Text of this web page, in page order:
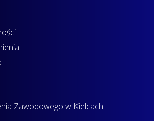
Zawodowego w Kielcach